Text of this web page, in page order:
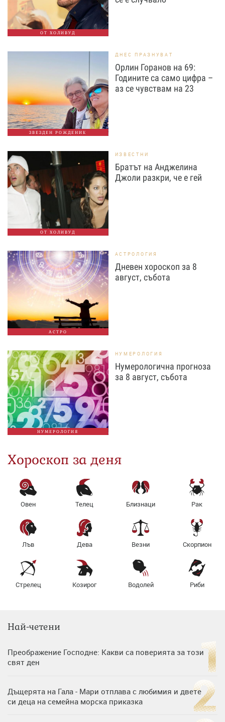
ОТ ХОЛИВУД
ЗВЕЗДЕН РОЖДЕНИК
ДНЕС ПРАЗНУВАТ
Орлин Горанов на 69:
Годините са само цифра –
аз се чувствам на 23
ОТ ХОЛИВУД
ИЗВЕСТНИ
Братът на Анджелина
Джоли разкри, че е гей
АСТРО
АСТРОЛОГИЯ
Дневен хороскоп за 8
август, събота
НУМЕРОЛОГИЯ
НУМЕРОЛОГИЯ
Нумерологична прогноза
за 8 август, събота
Хороскоп за деня
Овен Телец Близнаци Рак
Лъв Дева Везни Скорпион
Стрелец Козирог Водолей Риби
Най-четени
Преображение Господне: Какви са поверията за този
свят ден
Дъщерята на Гала - Мари отплава с любимия и двете
си деца на семейна морска приказка